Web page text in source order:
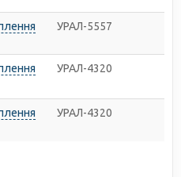
УРАЛ-5557
УРАЛ-4320
УРАЛ-4320